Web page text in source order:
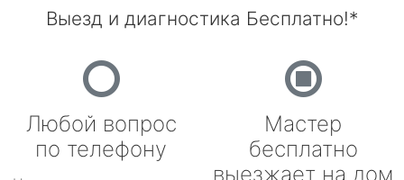
Выезд и диагностика Бесплатно!*
Любой вопрос
по телефону
Мастер
бесплатно
выезжает на дом